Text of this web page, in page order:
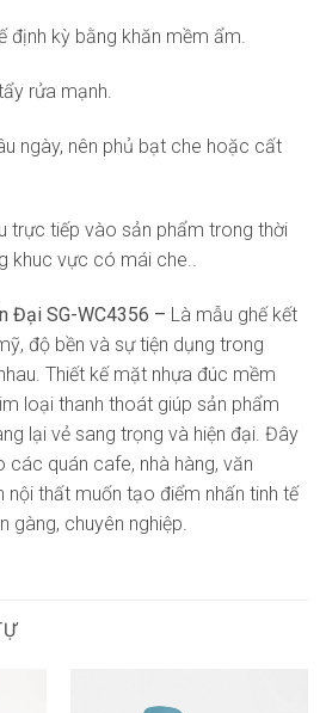
định kỳ bằng khăn mềm ẩm.
rửa mạnh.
ngày, nên phủ bạt che hoặc cất
trực tiếp vào sản phẩm trong thời
khuc vực có mái che..
Đại SG-WC4356 – Là mẫu ghế kết
độ bền và sự tiện dụng trong
Thiết kế mặt nhựa đúc mềm
loại thanh thoát giúp sản phẩm
lại vẻ sang trọng và hiện đại. Đây
các quán cafe, nhà hàng, văn
thất muốn tạo điểm nhấn tinh tế
gàng, chuyên nghiệp.